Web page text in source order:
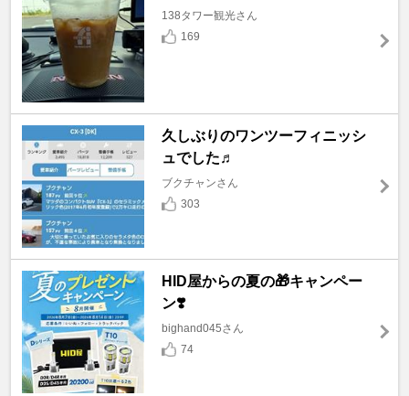
138タワー観光さん
169
久しぶりのワンツーフィニッシ
ュでした♬
ブクチャンさん
303
HID屋からの夏の🎁キャンペー
ン❣️
bighand045さん
74